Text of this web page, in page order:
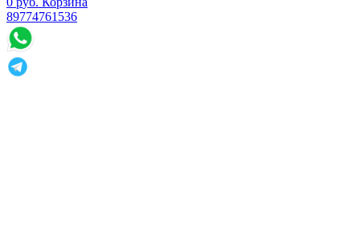
89774761536